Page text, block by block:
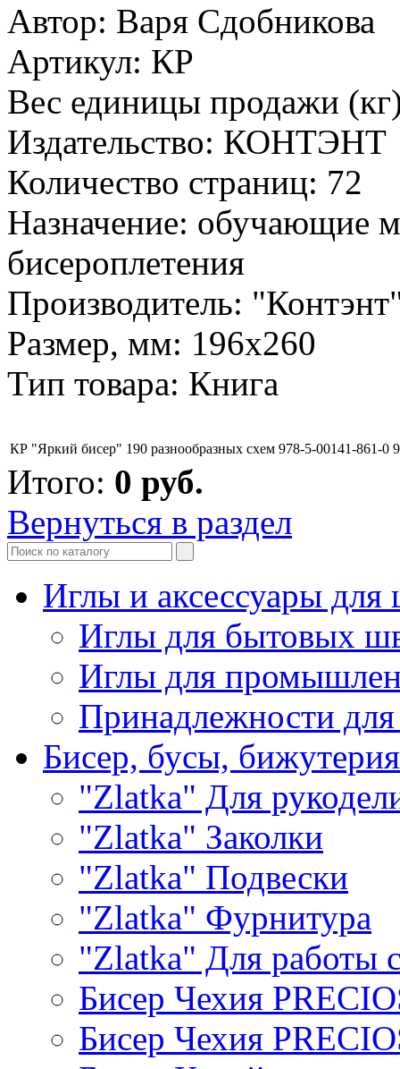
Автор: Варя Сдобникова
Артикул: КР
Вес единицы продажи
Издательство: КОНТЭНТ
Количество страниц: 72
Назначение: обучающие
бисероплетения
Производитель:
Размер, мм: 196х260
Тип товара: Книга
КР "Яркий бисер" 190 разнообразных схем 978-5-00141-861-0
Итого: 0 руб.
Вернуться в раздел
Иглы и аксессуары
Иглы для бытовых
Иглы для
Принадлежности
Бисер, бусы, бижутерия
"Zlatka" Для
"Zlatka" Заколки
"Zlatka" Подвески
"Zlatka" Фурнитура
"Zlatka" Для работы
Бисер Чехия
Бисер Чехия